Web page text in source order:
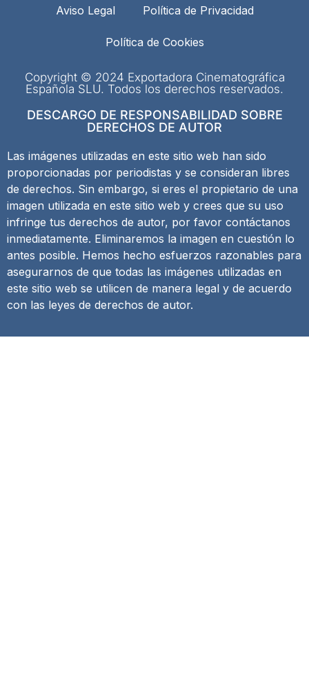
Aviso Legal Política de Privacidad
Política de Cookies
Copyright © 2024 Exportadora Cinematográfica
Española SLU. Todos los derechos reservados.
DESCARGO DE RESPONSABILIDAD SOBRE
DERECHOS DE AUTOR
Las imágenes utilizadas en este sitio web han sido
proporcionadas por periodistas y se consideran libres
de derechos. Sin embargo, si eres el propietario de una
imagen utilizada en este sitio web y crees que su uso
infringe tus derechos de autor, por favor contáctanos
inmediatamente. Eliminaremos la imagen en cuestión lo
antes posible. Hemos hecho esfuerzos razonables para
asegurarnos de que todas las imágenes utilizadas en
este sitio web se utilicen de manera legal y de acuerdo
con las leyes de derechos de autor.